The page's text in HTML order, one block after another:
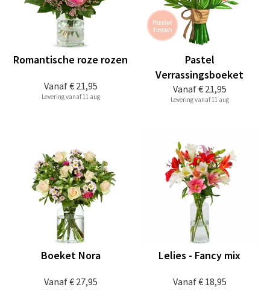
Vanaf€ 21,95
Romantische roze rozen
Levering vanaf 11 aug
Vanaf€ 21,95
Pastel
Verrassingsboeket
Levering vanaf 11 aug
Vanaf€ 27,95
Boeket Nora
Vanaf€ 18,95
Lelies - Fancy mix